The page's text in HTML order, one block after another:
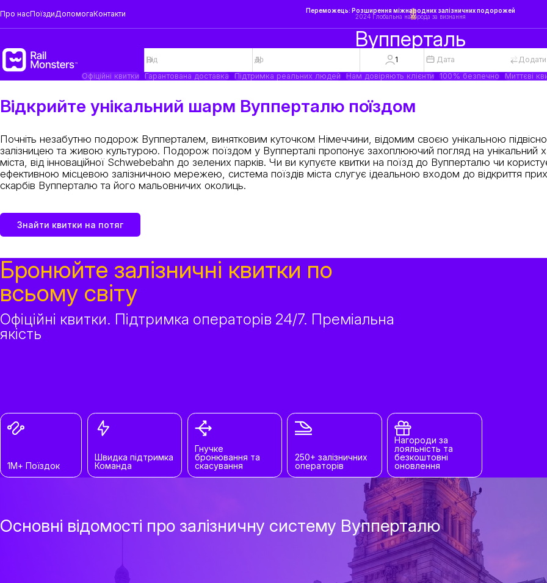
Про насПоїздиДопомогаКонтакти
Переможець: Розширення міжнародних залізничних подорожей
2024 Глобальна нагорода за визнання
Вупперталь
1 Дата
Офіційні квитки
Гарантована доставка Підтримка реальних людей Нам довіряють клієнти 100% безпечно Миттєві
Відкрийте унікальний шарм Вупперталю поїздом
Почніть незабутню подорож Вупперталем, винятковим куточком Німеччини, відомим своєю унікальною
залізницею та живою культурою. Подорож поїздом у Вупперталі пропонує захоплюючий погляд на унікальний
міста, від інноваційної Schwebebahn до зелених парків. Чи ви купуєте квитки на поїзд до Вупперталю чи
ефективною місцевою залізничною мережею, система поїздів міста слугує ідеальною входом до відкриття
скарбів Вупперталю та його мальовничих околиць.
Знайти квитки на потяг
Бронюйте залізничні квитки по
всьому світу
Офіційні квитки. Підтримка операторів 24/7. Преміальна
якість
1М+ Поїздок
Швидка підтримка
Команда
Гнучке
бронювання та
скасування
250+ залізничних
операторів
Нагороди за
лояльність та
безкоштовні
оновлення
Основні відомості про залізничну систему Вупперталю